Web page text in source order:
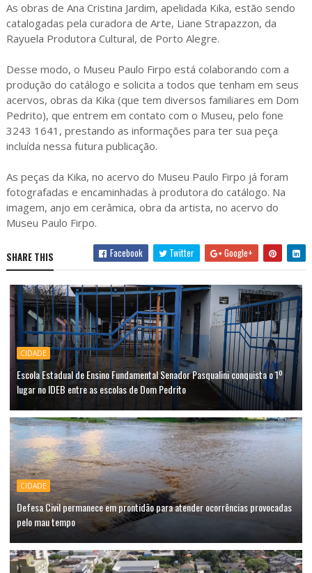
As obras de Ana Cristina Jardim, apelidada Kika, estão sendo
catalogadas pela curadora de Arte, Liane Strapazzon, da
Rayuela Produtora Cultural, de Porto Alegre.
Desse modo, o Museu Paulo Firpo está colaborando com a
produção do catálogo e solicita a todos que tenham em seus
acervos, obras da Kika (que tem diversos familiares em Dom
Pedrito), que entrem em contato com o Museu, pelo fone
3243 1641, prestando as informações para ter sua peça
incluída nessa futura publicação.
As peças da Kika, no acervo do Museu Paulo Firpo já foram
fotografadas e encaminhadas à produtora do catálogo. Na
imagem, anjo em cerâmica, obra da artista, no acervo do
Museu Paulo Firpo.
SHARE THIS Facebook Twitter Google+
CIDADE
Escola Estadual de Ensino Fundamental Senador Pasqualini conquista o 1º
lugar no IDEB entre as escolas de Dom Pedrito
CIDADE
Defesa Civil permanece em prontidão para atender ocorrências provocadas
pelo mau tempo